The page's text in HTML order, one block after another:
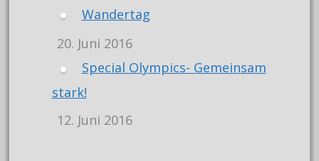
Wandertag
20. Juni 2016
Special Olympics- Gemeinsam
stark!
12. Juni 2016